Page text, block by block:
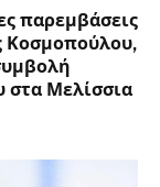
παρεμβάσεις
Κοσμοπούλου,
Μελίσσια